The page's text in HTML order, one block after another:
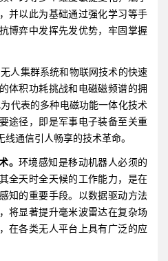
并以此为基础通过强化学习等手
博弈中发挥先发优势，牢固掌握
无人集群系统和物联网技术的快速
体积功耗挑战和电磁磁频谱的拥
代表的多种电磁功能一体化技术
途径，即是军事电子装备至关重
通信引人畅享的技术革命。
。环境感知是移动机器人必须的
全天时全天候的工作能力，是在
知的重要手段。以数据驱动方法
将显著提升毫米波雷达在复杂场
在各类无人平台上具有广泛的应